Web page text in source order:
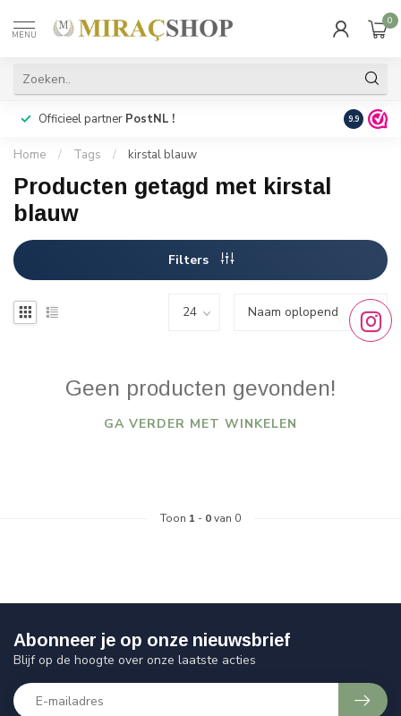
MENU
0
Officieel partner PostNL ! Snelle
9.9
Home / Tags / kirstal blauw
Producten getagd met kirstal
blauw
Filters
Geen producten gevonden!
GA VERDER MET WINKELEN
Toon 1 - 0van 0
Abonneer je op onze nieuwsbrief
Blijf op de hoogte over onze laatste acties